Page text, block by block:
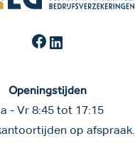
Facebook
Openingstijden
- Vr 8:45 tot 17:15
op afspraak.